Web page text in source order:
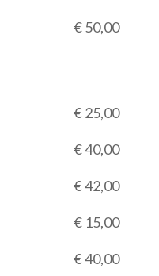
€ 50,00
€ 25,00
€ 40,00
€ 42,00
€ 15,00
€ 40,00